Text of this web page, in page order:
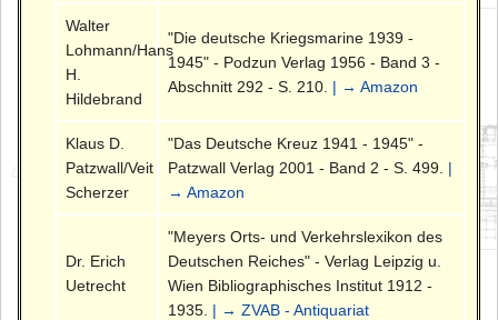
Walter
Lohmann/Hans
H.
Hildebrand
"Die deutsche Kriegsmarine 1939 -
1945" - Podzun Verlag 1956 - Band 3 -
Abschnitt 292 - S. 210. | → Amazon
Klaus D.
Patzwall/Veit
Scherzer
"Das Deutsche Kreuz 1941 - 1945" -
Patzwall Verlag 2001 - Band 2 - S. 499. |
→ Amazon
Dr. Erich
Uetrecht
"Meyers Orts- und Verkehrslexikon des
Deutschen Reiches" - Verlag Leipzig u.
Wien Bibliographisches Institut 1912 -
1935. | → ZVAB - Antiquariat